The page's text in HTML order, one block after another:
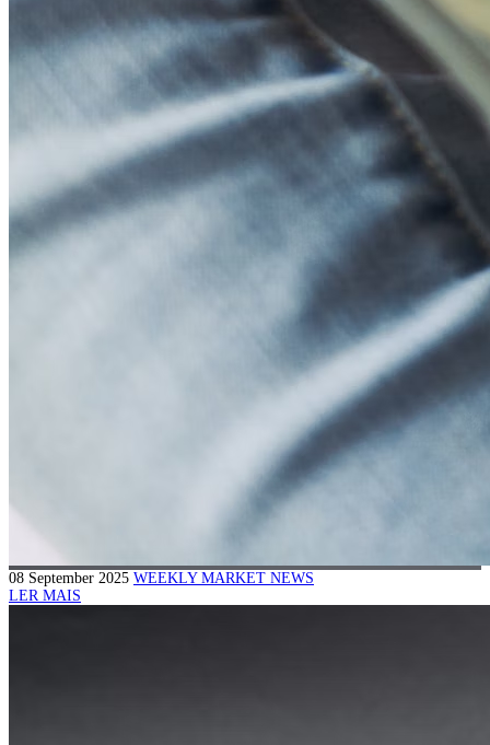
08 September 2025 WEEKLY MARKET NEWS
LER MAIS